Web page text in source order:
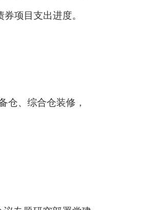
项目支出进度。
仓、综合仓装修，